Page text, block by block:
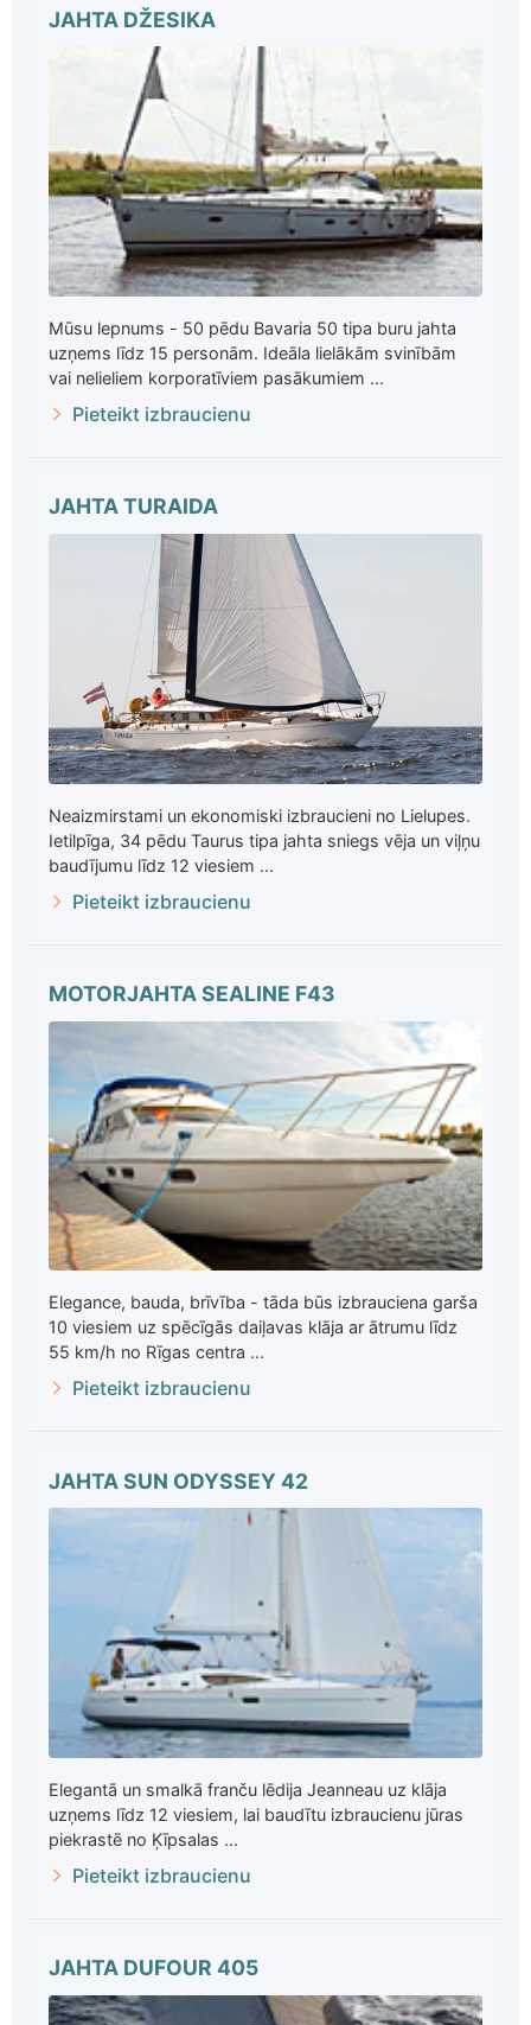
JAHTA DŽESIKA
Mūsu lepnums - 50 pēdu Bavaria 50 tipa buru jahta
uzņems līdz 15 personām. Ideāla lielākām svinībām
vai nelieliem korporatīviem pasākumiem ...
Pieteikt izbraucienu
JAHTA TURAIDA
Neaizmirstami un ekonomiski izbraucieni no Lielupes.
Ietilpīga, 34 pēdu Taurus tipa jahta sniegs vēja un viļņu
baudījumu līdz 12 viesiem ...
Pieteikt izbraucienu
MOTORJAHTA SEALINE F43
Elegance, bauda, brīvība - tāda būs izbrauciena garša
10 viesiem uz spēcīgās daiļavas klāja ar ātrumu līdz
55 km/h no Rīgas centra ...
Pieteikt izbraucienu
JAHTA SUN ODYSSEY 42
Elegantā un smalkā franču lēdija Jeanneau uz klāja
uzņems līdz 12 viesiem, lai baudītu izbraucienu jūras
piekrastē no Ķīpsalas ...
Pieteikt izbraucienu
JAHTA DUFOUR 405